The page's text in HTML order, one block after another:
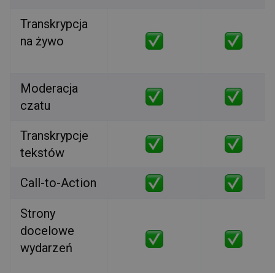
Transkrypcja
na żywo
Moderacja
czatu
Transkrypcje
tekstów
Call-to-Action
Strony
docelowe
wydarzeń